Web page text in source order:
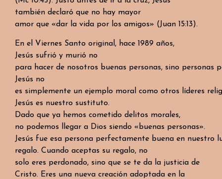
también declaró que no hay mayor
amor que «dar la vida por los amigos» (Juan 15:13).
En el Viernes Santo original, hace 1989 años,
Jesús sufrió y murió no
para hacer de nosotros buenas personas, sino personas
Jesús no
es simplemente un ejemplo moral como otros líderes
Jesús es nuestro sustituto.
Dado que ya hemos cometido delitos morales,
no podemos llegar a Dios siendo «buenas personas».
Jesús fue esa persona perfectamente buena en
regalo. Cuando aceptas su regalo, no
solo eres perdonado, sino que se te da la justicia de
Cristo. Eres una nueva creación adoptada en la